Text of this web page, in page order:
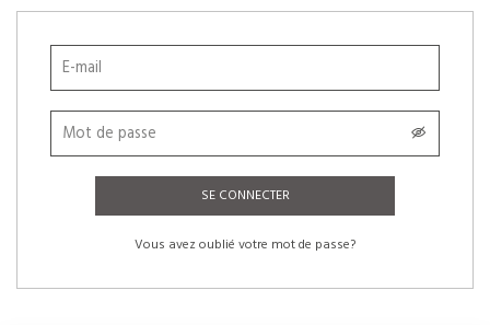
SE CONNECTER
Vous avez oublié votre mot de passe?